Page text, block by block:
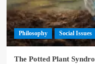
Philosophy Social Issues
The Potted Plant